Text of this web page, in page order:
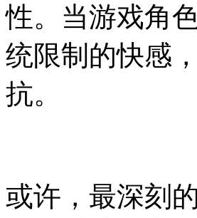
性。当游戏角
统限制的快感
抗。
或许，最深刻